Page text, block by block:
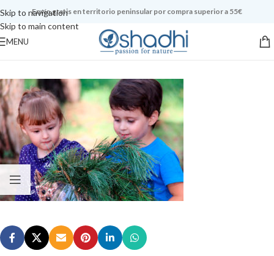
Skip to navigation
Skip to main content
Envío gratis en territorio peninsular por compra superior a 55€
MENU